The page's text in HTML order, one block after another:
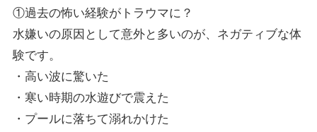
①過去の怖い経験がトラウマに？
水嫌いの原因として意外と多いのが、ネガティブな体
験です。
・高い波に驚いた
・寒い時期の水遊びで震えた
・プールに落ちて溺れかけた